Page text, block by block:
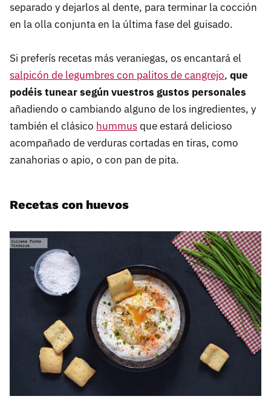
separado y dejarlos al dente, para terminar la cocción
en la olla conjunta en la última fase del guisado.
Si preferís recetas más veraniegas, os encantará el
salpicón de legumbres con palitos de cangrejo, que
podéis tunear según vuestros gustos personales
añadiendo o cambiando alguno de los ingredientes, y
también el clásico hummusque estará delicioso
acompañado de verduras cortadas en tiras, como
zanahorias o apio, o con pan de pita.
Recetas con huevos